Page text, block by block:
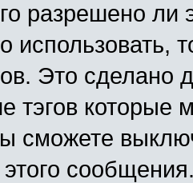
разрешено
использовать,
Это сделано
тэгов
сможете